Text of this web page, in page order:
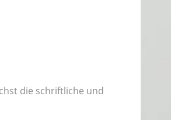
die schriftliche und